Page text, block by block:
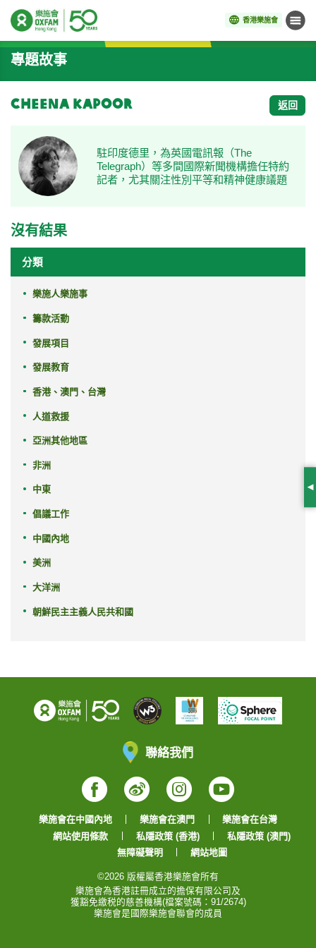
香港樂施會 目錄
開始主要內容
專題故事
Cheena Kapoor 返回
駐印度德里，為英國電訊報（The
Telegraph）等多間國際新聞機構擔任特約
記者，尤其關注性別平等和精神健康議題
沒有結果
分類
樂施人樂施事
籌款活動
發展項目
發展教育
香港、澳門、台灣
人道救援
亞洲其他地區
非洲
中東
倡議工作
中國內地
美洲
大洋洲
朝鮮民主主義人民共和國
聯絡我們
Facebook
WeiboInstagram
YouTube
樂施會在中國內地 樂施會在澳門
樂施會在台灣
網站使用條款
私隱政策 (香港)
私隱政策 (澳門)
無障礙聲明
網站地圖
©2026 版權屬香港樂施會所有
樂施會為香港註冊成立的擔保有限公司及
獲豁免繳税的慈善機構(檔案號碼：91/2674)
樂施會是國際樂施會聯會的成員